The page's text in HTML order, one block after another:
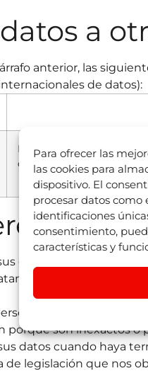
Para ofrecer las
las cookies para
dispositivo. El
procesar datos
identificaciones
consentimiento,
características y
a
anterior, las
de datos):
País con un nivel
de las entidades sujetas
datos personales,
de los datos
que tratamos
porque son inexactos
datos cuando haya
legislación que nos